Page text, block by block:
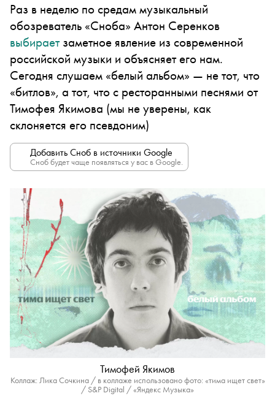
Раз в неделю по средам музыкальный
обозреватель «Сноба» Антон Серенков
выбираетзаметное явление из современной
российской музыки и объясняет его нам.
Сегодня слушаем «белый альбом» — не тот, что
«битлов», а тот, что с ресторанными песнями от
Тимофея Якимова (мы не уверены, как
склоняется его псевдоним)
Добавить Сноб в источники Google
Сноб будет чаще появляться у вас в Google.
Тимофей Якимов
Коллаж: Лика Сочкина / в коллаже использовано фото: «тима ищет свет»
/ S&P Digital / «Яндекс Музыка»